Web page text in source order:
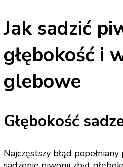
Jak sadzić
głębokość i
glebowe
Głębokość
Najczęstszy błąd